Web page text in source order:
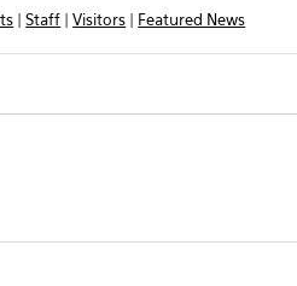
|Staff |Visitors | Featured News